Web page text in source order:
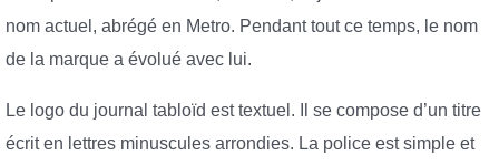
nom actuel, abrégé en Metro. Pendant tout ce temps, le nom
de la marque a évolué avec lui.
Le logo du journal tabloïd est textuel. Il se compose d’un titre
écrit en lettres minuscules arrondies. La police est simple et